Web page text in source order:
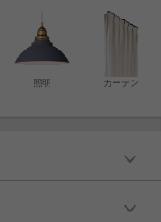
カーテン
照明